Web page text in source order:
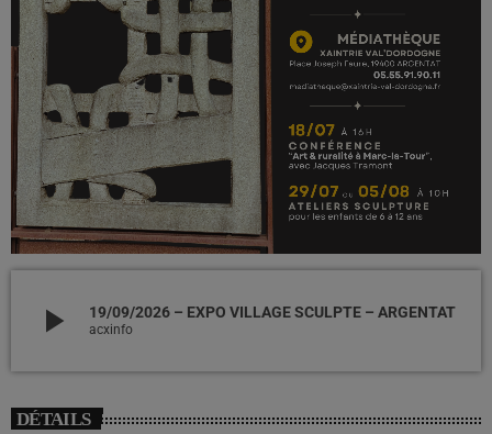
play_arrow 19/09/2026 – EXPO VILLAGE SCULPTE – ARGENTAT
acxinfo
DÉTAILS